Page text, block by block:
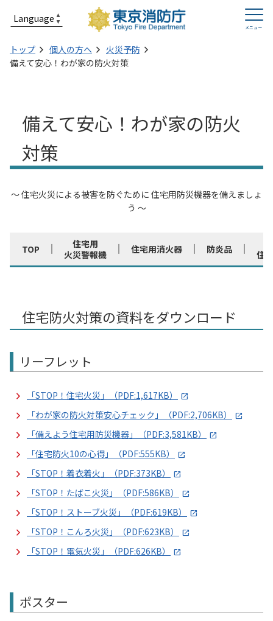
トップ 個人の方へ
火災予防
備えて安心！わが家の防火対策
備えて安心！わが家の防火
対策
～ 住宅火災による被害を防ぐために 住宅用防災機器を備えましょ
う ～
TOP
住宅用
火災警報機
住宅用消火器 防炎品
住
住宅防火対策の資料をダウンロード
リーフレット
「STOP！住宅火災」（PDF:1,617KB）
「わが家の防火対策安心チェック」（PDF:2,706KB）
「備えよう住宅用防災機器」（PDF:3,581KB）
「住宅防火10の心得」（PDF:555KB）
「STOP！着衣着火」（PDF:373KB）
「STOP！たばこ火災」（PDF:586KB）
「STOP！ストーブ火災」（PDF:619KB）
「STOP！こんろ火災」（PDF:623KB）
「STOP！電気火災」（PDF:626KB）
ポスター